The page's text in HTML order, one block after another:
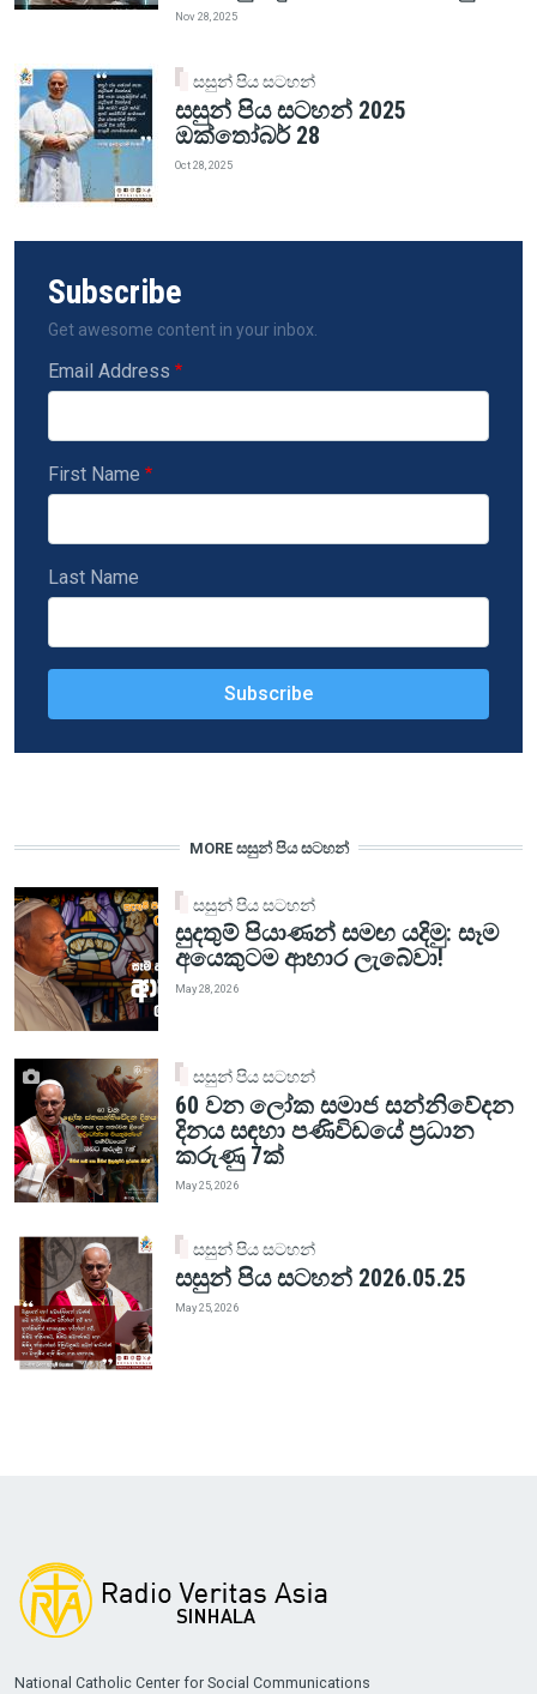
Nov 28, 2025
සසුන් පිය සටහන්
සසුන් පිය සටහන් 2025
ඔක්තෝබර් 28
Oct 28, 2025
Subscribe
Get awesome content in your inbox.
Email Address
First Name
Last Name
MORE සසුන් පිය සටහන්
සසුන් පිය සටහන්
සුදතුම් පියාණන් සමඟ යදිමු: සෑම
අයෙකුටම ආහාර ලැබේවා!
May 28, 2026
සසුන් පිය සටහන්
60 වන ලෝක සමාජ සන්නිවේදන
දිනය සඳහා පණිවිඩයේ ප්‍රධාන
කරුණු 7ක්
May 25, 2026
සසුන් පිය සටහන්
සසුන් පිය සටහන් 2026.05.25
May 25, 2026
National Catholic Center for Social Communications